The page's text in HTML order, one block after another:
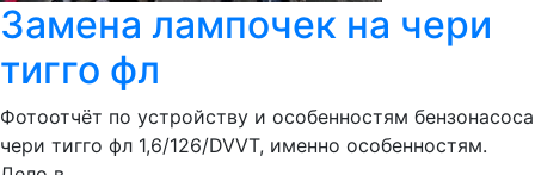
Замена лампочек на чери
тигго фл
Фотоотчёт по устройству и особенностям бензонасоса
чери тигго фл 1,6/126/DVVT, именно особенностям.